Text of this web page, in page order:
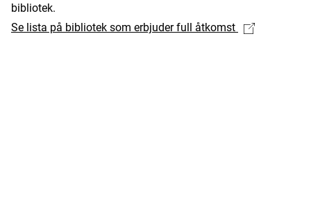
bibliotek.
Se lista på bibliotek som erbjuder full åtkomst